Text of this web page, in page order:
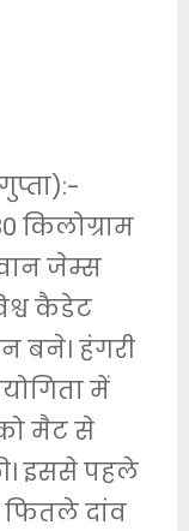
किलोग्राम
जेम्स
कैडेट
बने। हंगरी
में
मैट से
इससे पहले
दांव